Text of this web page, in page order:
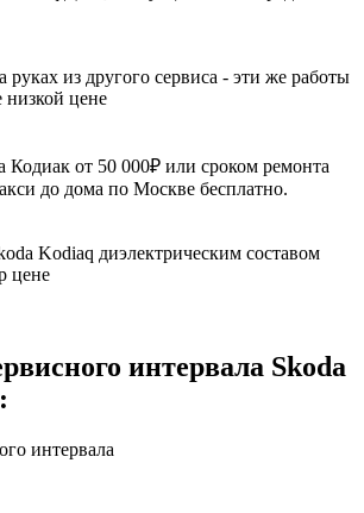
из другого сервиса - эти же работы
низкой цене
от 50 000₽ или сроком ремонта
до дома по Москве бесплатно.
Kodiaq диэлектрическим составом
цене
интервала Skoda
интервала